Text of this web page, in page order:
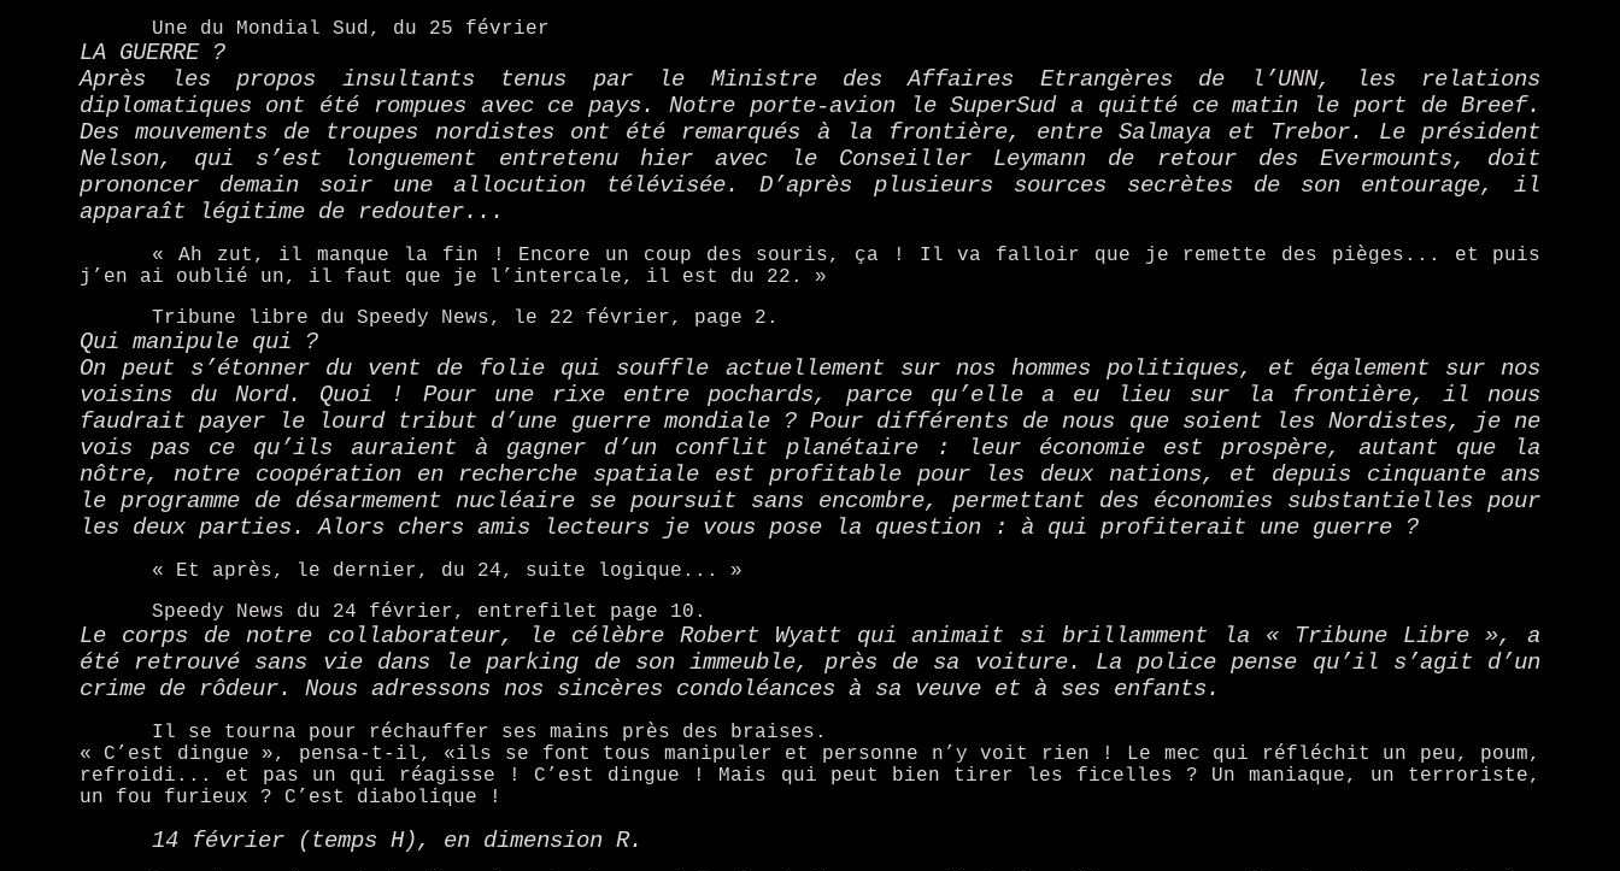
Une du Mondial Sud, du 25 février
LA GUERRE ?
Après les propos insultants tenus par le Ministre des Affaires Etrangères de l’UNN, les relations
diplomatiques ont été rompues avec ce pays. Notre porte-avion le SuperSud a quitté ce matin le port de Breef.
Des mouvements de troupes nordistes ont été remarqués à la frontière, entre Salmaya et Trebor. Le président
Nelson, qui s’est longuement entretenu hier avec le Conseiller Leymann de retour des Evermounts, doit
prononcer demain soir une allocution télévisée. D’après plusieurs sources secrètes de son entourage, il
apparaît légitime de redouter...
« Ah zut, il manque la fin ! Encore un coup des souris, ça ! Il va falloir que je remette des pièges... et puis
j’en ai oublié un, il faut que je l’intercale, il est du 22. »
Tribune libre du Speedy News, le 22 février, page 2.
Qui manipule qui ?
On peut s’étonner du vent de folie qui souffle actuellement sur nos hommes politiques, et également sur nos
voisins du Nord. Quoi ! Pour une rixe entre pochards, parce qu’elle a eu lieu sur la frontière, il nous
faudrait payer le lourd tribut d’une guerre mondiale ? Pour différents de nous que soient les Nordistes, je ne
vois pas ce qu’ils auraient à gagner d’un conflit planétaire : leur économie est prospère, autant que la
nôtre, notre coopération en recherche spatiale est profitable pour les deux nations, et depuis cinquante ans
le programme de désarmement nucléaire se poursuit sans encombre, permettant des économies substantielles pour
les deux parties. Alors chers amis lecteurs je vous pose la question : à qui profiterait une guerre ?
« Et après, le dernier, du 24, suite logique... »
Speedy News du 24 février, entrefilet page 10.
Le corps de notre collaborateur, le célèbre Robert Wyatt qui animait si brillamment la « Tribune Libre », a
été retrouvé sans vie dans le parking de son immeuble, près de sa voiture. La police pense qu’il s’agit d’un
crime de rôdeur. Nous adressons nos sincères condoléances à sa veuve et à ses enfants.
Il se tourna pour réchauffer ses mains près des braises.
« C’est dingue », pensa-t-il, «ils se font tous manipuler et personne n’y voit rien ! Le mec qui réfléchit un peu, poum,
refroidi... et pas un qui réagisse ! C’est dingue ! Mais qui peut bien tirer les ficelles ? Un maniaque, un terroriste,
un fou furieux ? C’est diabolique !
14 février (temps H), en dimension R.